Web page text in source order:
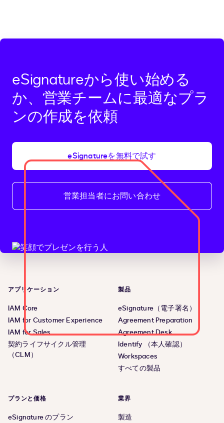
eSignatureから使い始める
か、営業チームに最適なプラ
ンの作成を依頼
eSignatureを無料で試す
営業担当者にお問い合わせ
アプリケーション
IAM Core
IAM for Customer Experience
IAM for Sales
契約ライフサイクル管理
（CLM）
製品
eSignature（電子署名）
Agreement Preparation
Agreement Desk
Identify （本人確認）
Workspaces
すべての製品
プランと価格
eSignature のプラン
業界
製造